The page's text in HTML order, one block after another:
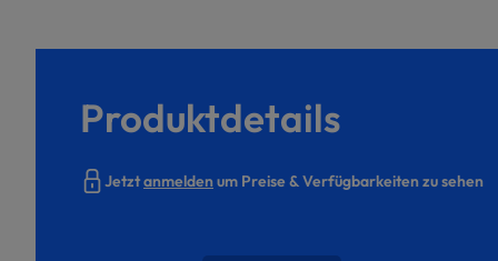
Produktdetails
Jetztanmeldenum Preise & Verfügbarkeiten zu sehen